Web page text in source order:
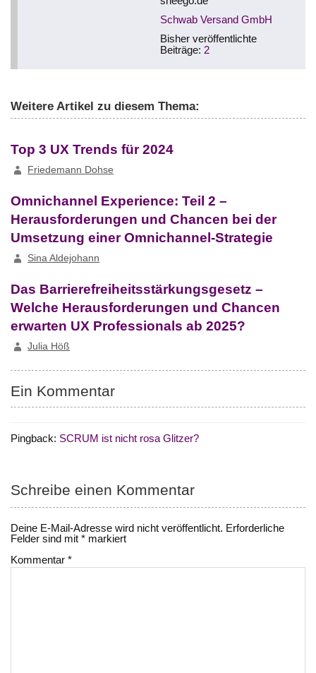
Schwab Versand GmbH
Bisher veröffentlichte
Beiträge: 2
Weitere Artikel zu diesem Thema:
Top 3 UX Trends für 2024
Friedemann Dohse
Omnichannel Experience: Teil 2 –
Herausforderungen und Chancen bei der
Umsetzung einer Omnichannel-Strategie
Sina Aldejohann
Das Barrierefreiheitsstärkungsgesetz –
Welche Herausforderungen und Chancen
erwarten UX Professionals ab 2025?
Julia Höß
Ein Kommentar
Pingback: SCRUM ist nicht rosa Glitzer?
Schreibe einen Kommentar
Deine E-Mail-Adresse wird nicht veröffentlicht. Erforderliche
Felder sind mit* markiert
Kommentar*